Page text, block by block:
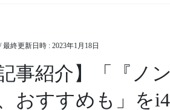
/ 最終更新日時 : 2023年1月18日
記事紹介】「『ノ
おすすめも」を